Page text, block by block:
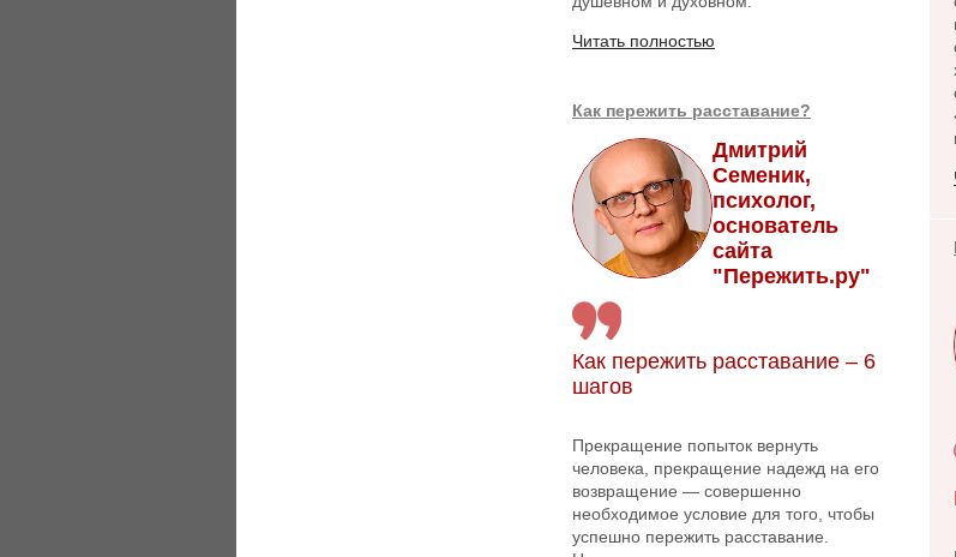
Читать полностью
Как пережить расставание?
Дмитрий
Семеник,
психолог,
основатель
сайта
"Пережить.ру"
Как пережить расставание – 6
шагов
Прекращение попыток вернуть
человека, прекращение надежд на его
возвращение — совершенно
необходимое условие для того, чтобы
успешно пережить расставание.